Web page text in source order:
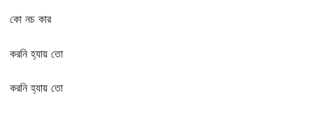
কো নচ কার
করনি হ্যায় তো
করনি হ্যায় তো